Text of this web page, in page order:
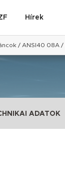
Hírek
/ ANSI40 08A /
ADATOK